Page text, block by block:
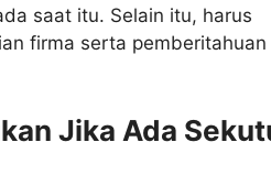
saat itu. Selain itu, harus
firma serta pemberitahuan
Jika Ada